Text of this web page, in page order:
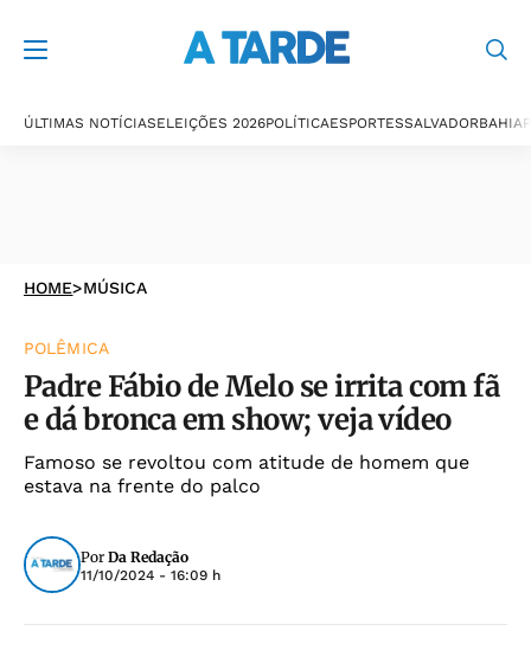
ÚLTIMAS NOTÍCIASELEIÇÕES 2026POLÍTICAESPORTESSALVADORBAHIA
HOME>MÚSICA
POLÊMICA
Padre Fábio de Melo se irrita com fã
e dá bronca em show; veja vídeo
Famoso se revoltou com atitude de homem que
estava na frente do palco
Por Da Redação
11/10/2024 - 16:09 h